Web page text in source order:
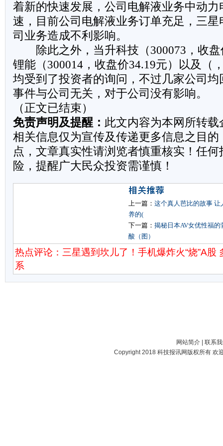
着新的快速发展，公司电解液业务中动
速，目前公司电解液业务订单充足，三
司业务造成不利影响。
除此之外，当升科技（300073，收盘
锂能（300014，收盘价34.19元）以及（
均受到了投资者的询问，不过几家公司
事件与公司无关，对于公司没有影响。
（正文已结束）
免责声明及提醒： 此文内容为本网所转
相关信息仅为宣传及传递更多信息之目
点，文章真实性请浏览者慎重核实！任
险，提醒广大民众投资需谨慎！
上一篇： 这个真人芭比的故事 让
养的(
下一篇： 揭秘日本AV女优性福
酸（图）
热点评论：三星遇到坎儿了！手机爆炸火“烧”A股
系
网站简介
联系
Copyright 2018 科技报讯网 版权所有 欢